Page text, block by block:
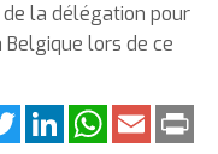
la délégation pour
lors de ce
TwitterLinkedInWhatsApp
Email